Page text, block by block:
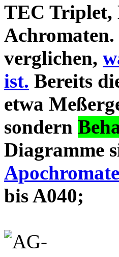
TEC Triplet,
verglichen,
ist. Bereits
etwa
sondern
Diagramme
bis